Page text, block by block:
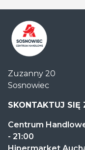
Handlowe
Auchan
Sosnowiec
Zuzanny 20
Sosnowiec
SKONTAKTUJ SIĘ
Centrum
- 21:00